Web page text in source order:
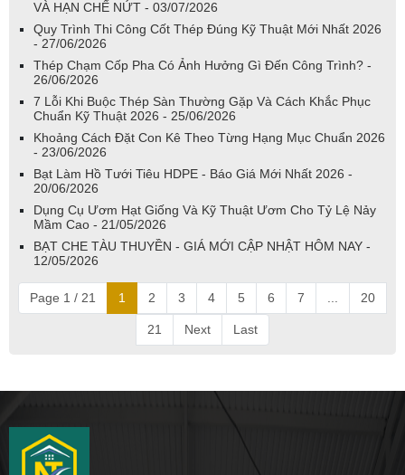
VÀ HẠN CHẾ NỨT - 03/07/2026
Quy Trình Thi Công Cốt Thép Đúng Kỹ Thuật Mới Nhất 2026
- 27/06/2026
Thép Chạm Cốp Pha Có Ảnh Hưởng Gì Đến Công Trình? -
26/06/2026
7 Lỗi Khi Buộc Thép Sàn Thường Gặp Và Cách Khắc Phục
Chuẩn Kỹ Thuật 2026 - 25/06/2026
Khoảng Cách Đặt Con Kê Theo Từng Hạng Mục Chuẩn 2026
- 23/06/2026
Bạt Làm Hồ Tưới Tiêu HDPE - Báo Giá Mới Nhất 2026 -
20/06/2026
Dụng Cụ Ươm Hạt Giống Và Kỹ Thuật Ươm Cho Tỷ Lệ Nảy
Mầm Cao - 21/05/2026
BẠT CHE TÀU THUYỀN - GIÁ MỚI CẬP NHẬT HÔM NAY -
12/05/2026
Page 1 / 21 1 2 3 4 5 6 7 20
21 Next Last